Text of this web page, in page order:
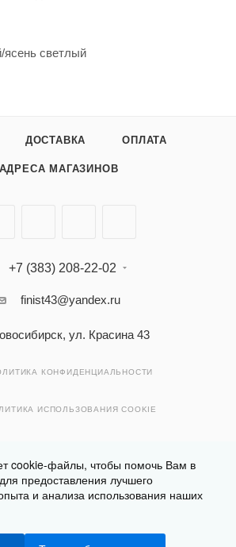
светлый
ДОСТАВКА ОПЛАТА
АДРЕСА МАГАЗИНОВ
+7 (383) 208-22-02
finist43@yandex.ru
ул. Красина 43
КОНФИДЕНЦИАЛЬНОСТИ
ИСПОЛЬЗОВАНИЯ COOKIE
вКлюква.Студия
- интернет-магазин мебели
cookie-файлы, чтобы помочь Вам в
предоставления лучшего
и анализа использования наших